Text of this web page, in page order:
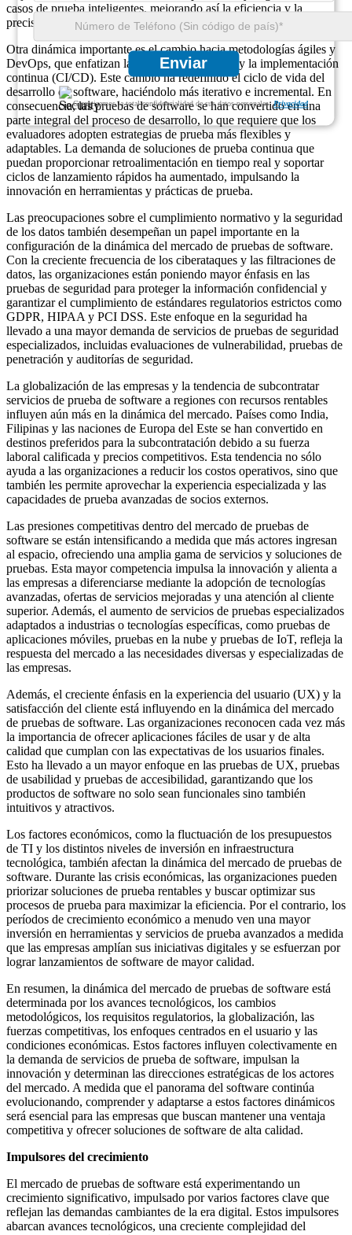
Enviar
Garantizamos la total confidencialidad de sus datos personales.Privacidad
casos de prueba inteligentes, mejorando así la eficiencia y la
precisión.
Otra dinámica importante es el cambio hacia metodologías ágiles y
DevOps, que enfatizan la integración continua y la implementación
continua (CI/CD). Este cambio ha redefinido el ciclo de vida del
desarrollo de software, haciéndolo más iterativo e incremental. En
consecuencia, las pruebas de software se han convertido en una
parte integral del proceso de desarrollo, lo que requiere que los
evaluadores adopten estrategias de prueba más flexibles y
adaptables. La demanda de soluciones de prueba continua que
puedan proporcionar retroalimentación en tiempo real y soportar
ciclos de lanzamiento rápidos ha aumentado, impulsando la
innovación en herramientas y prácticas de prueba.
Las preocupaciones sobre el cumplimiento normativo y la seguridad
de los datos también desempeñan un papel importante en la
configuración de la dinámica del mercado de pruebas de software.
Con la creciente frecuencia de los ciberataques y las filtraciones de
datos, las organizaciones están poniendo mayor énfasis en las
pruebas de seguridad para proteger la información confidencial y
garantizar el cumplimiento de estándares regulatorios estrictos como
GDPR, HIPAA y PCI DSS. Este enfoque en la seguridad ha
llevado a una mayor demanda de servicios de pruebas de seguridad
especializados, incluidas evaluaciones de vulnerabilidad, pruebas de
penetración y auditorías de seguridad.
La globalización de las empresas y la tendencia de subcontratar
servicios de prueba de software a regiones con recursos rentables
influyen aún más en la dinámica del mercado. Países como India,
Filipinas y las naciones de Europa del Este se han convertido en
destinos preferidos para la subcontratación debido a su fuerza
laboral calificada y precios competitivos. Esta tendencia no sólo
ayuda a las organizaciones a reducir los costos operativos, sino que
también les permite aprovechar la experiencia especializada y las
capacidades de prueba avanzadas de socios externos.
Las presiones competitivas dentro del mercado de pruebas de
software se están intensificando a medida que más actores ingresan
al espacio, ofreciendo una amplia gama de servicios y soluciones de
pruebas. Esta mayor competencia impulsa la innovación y alienta a
las empresas a diferenciarse mediante la adopción de tecnologías
avanzadas, ofertas de servicios mejoradas y una atención al cliente
superior. Además, el aumento de servicios de pruebas especializados
adaptados a industrias o tecnologías específicas, como pruebas de
aplicaciones móviles, pruebas en la nube y pruebas de IoT, refleja la
respuesta del mercado a las necesidades diversas y especializadas de
las empresas.
Además, el creciente énfasis en la experiencia del usuario (UX) y la
satisfacción del cliente está influyendo en la dinámica del mercado
de pruebas de software. Las organizaciones reconocen cada vez más
la importancia de ofrecer aplicaciones fáciles de usar y de alta
calidad que cumplan con las expectativas de los usuarios finales.
Esto ha llevado a un mayor enfoque en las pruebas de UX, pruebas
de usabilidad y pruebas de accesibilidad, garantizando que los
productos de software no solo sean funcionales sino también
intuitivos y atractivos.
Los factores económicos, como la fluctuación de los presupuestos
de TI y los distintos niveles de inversión en infraestructura
tecnológica, también afectan la dinámica del mercado de pruebas de
software. Durante las crisis económicas, las organizaciones pueden
priorizar soluciones de prueba rentables y buscar optimizar sus
procesos de prueba para maximizar la eficiencia. Por el contrario, los
períodos de crecimiento económico a menudo ven una mayor
inversión en herramientas y servicios de prueba avanzados a medida
que las empresas amplían sus iniciativas digitales y se esfuerzan por
lograr lanzamientos de software de mayor calidad.
En resumen, la dinámica del mercado de pruebas de software está
determinada por los avances tecnológicos, los cambios
metodológicos, los requisitos regulatorios, la globalización, las
fuerzas competitivas, los enfoques centrados en el usuario y las
condiciones económicas. Estos factores influyen colectivamente en
la demanda de servicios de prueba de software, impulsan la
innovación y determinan las direcciones estratégicas de los actores
del mercado. A medida que el panorama del software continúa
evolucionando, comprender y adaptarse a estos factores dinámicos
será esencial para las empresas que buscan mantener una ventaja
competitiva y ofrecer soluciones de software de alta calidad.
Impulsores del crecimiento
El mercado de pruebas de software está experimentando un
crecimiento significativo, impulsado por varios factores clave que
reflejan las demandas cambiantes de la era digital. Estos impulsores
abarcan avances tecnológicos, una creciente complejidad del